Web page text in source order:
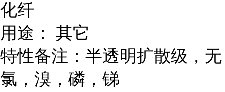
化纤
用途： 其它
特性备注：半透明扩散级，无
氯，溴，磷，锑